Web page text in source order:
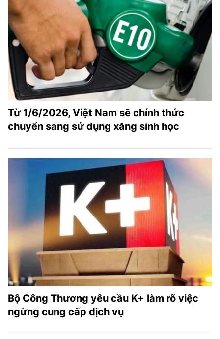
Từ 1/6/2026, Việt Nam sẽ chính thức
chuyển sang sử dụng xăng sinh học
Bộ Công Thương yêu cầu K+ làm rõ việc
ngừng cung cấp dịch vụ